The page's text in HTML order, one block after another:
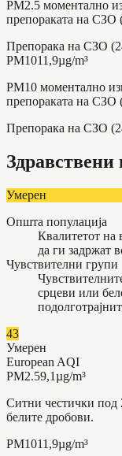
PM2.5 моментално
препораката на СЗО
Препорака на СЗО
PM1011,9µg/m³
PM10 моментално
препораката на СЗО
Препорака на СЗО
Умерен
Општа популација
Квалитетот на
да ги задржат
Чувствителни групи
срцеви или
43
Умерен
European AQI
PM2.59,1µg/m³
Ситни честички под
белите дробови.
PM1011,9µg/m³